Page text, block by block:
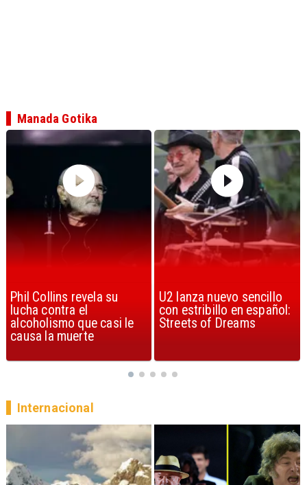
U2 lanza nuevo sencillo
con estribillo en español:
Streets of Dreams
“Africa” de Toto es
considerada la mejor
canción, según la ciencia
Manada Gotika
Internacional